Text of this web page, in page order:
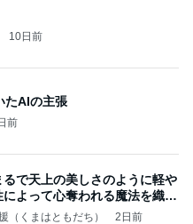
10日前
たAIの主張
前
で天上の美しさのように軽や
よって心奪われる魔法を織り
（くまはともだち） 2日前